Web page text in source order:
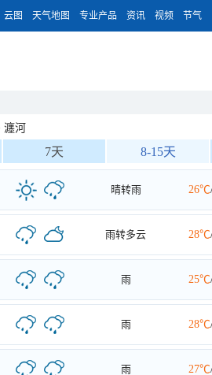
云图 天气地图 专业产品 资讯 视频 节气
瀍河
7天 8-15天
晴转雨 26℃
雨转多云 28℃
雨 25℃
雨 28℃
雨 27℃